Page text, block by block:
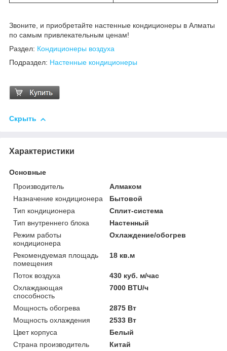
Звоните, и приобретайте настенные кондиционеры в Алматы
по самым привлекательным ценам!
Раздел: Кондиционеры воздуха
Подраздел: Настенные кондиционеры
Скрыть
Характеристики
Основные
Производитель
Алмаком
Назначение кондиционера
Бытовой
Тип кондиционера
Сплит-система
Тип внутреннего блока
Настенный
Режим работы
кондиционера
Охлаждение/обогрев
Рекомендуемая площадь
помещения
18 кв.м
Поток воздуха
430 куб. м/час
Охлаждающая
способность
7000 BTU/ч
Мощность обогрева
2875 Вт
Мощность охлаждения
2533 Вт
Цвет корпуса
Белый
Страна производитель
Китай